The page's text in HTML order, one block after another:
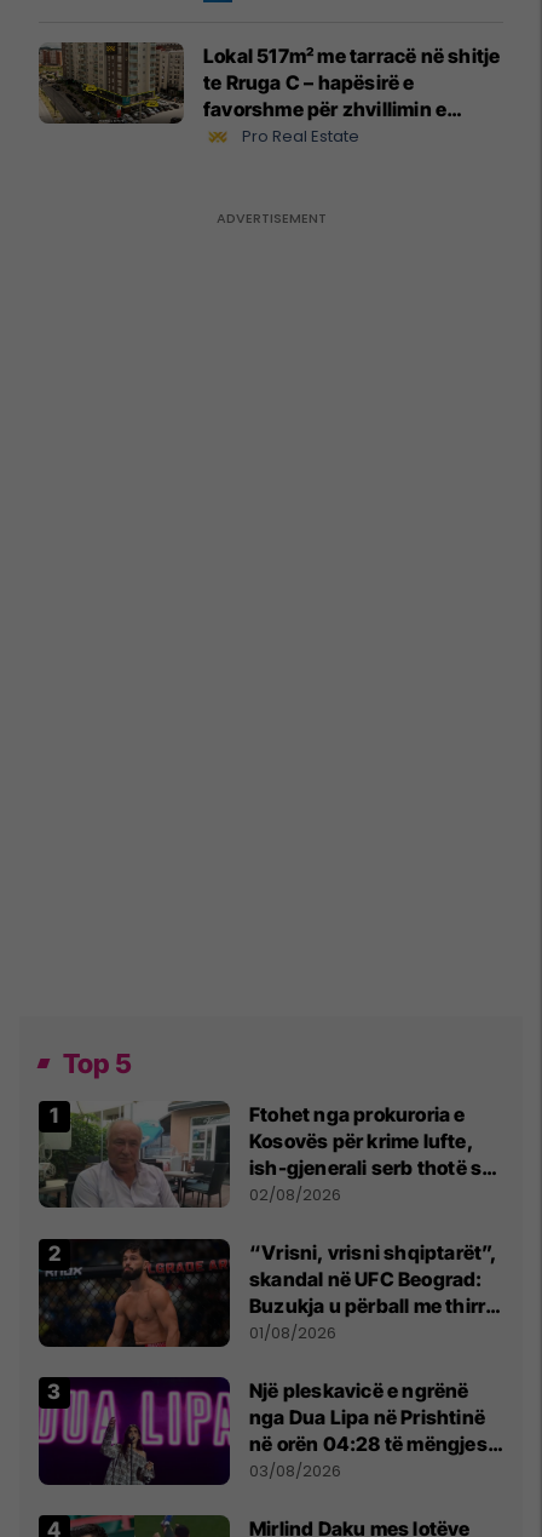
Lokal 517m² me tarracë në shitje
te Rruga C – hapësirë e
favorshme për zhvillimin e
biznesit #15796
Pro Real Estate
Top 5
Ftohet nga prokuroria e
Kosovës për krime lufte,
ish-gjenerali serb thotë se
dikush e tradhtoi në
02/08/2026
“Vrisni, vrisni shqiptarët”,
skandal në UFC Beograd:
Buzukja u përball me thirrje
anti-shqiptare nga
01/08/2026
Një pleskavicë e ngrënë
nga Dua Lipa në Prishtinë
në orën 04:28 të mëngjesit
- dhe bota digjitale serbe
03/08/2026
Mirlind Daku mes lotëve